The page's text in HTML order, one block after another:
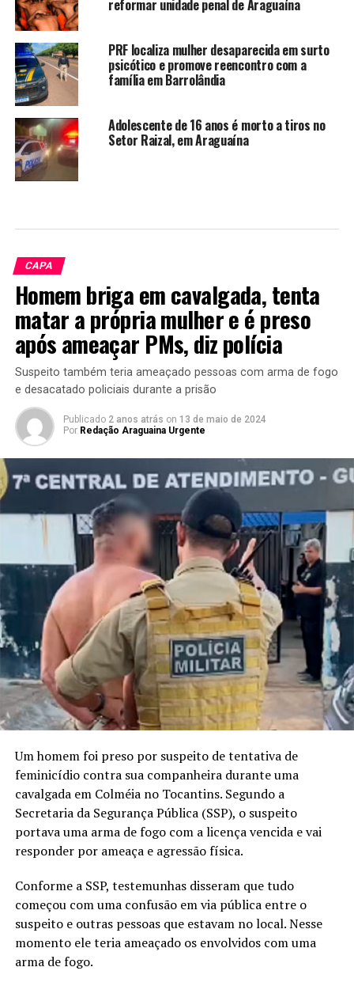
reformar unidade penal de Araguaína
PRF localiza mulher desaparecida em surto
psicótico e promove reencontro com a
família em Barrolândia
Adolescente de 16 anos é morto a tiros no
Setor Raizal, em Araguaína
CAPA
Homem briga em cavalgada, tenta
matar a própria mulher e é preso
após ameaçar PMs, diz polícia
Suspeito também teria ameaçado pessoas com arma de fogo
e desacatado policiais durante a prisão
Publicado 2 anos atrás on 13 de maio de 2024
Por Redação Araguaina Urgente
Um homem foi preso por suspeito de tentativa de
feminicídio contra sua companheira durante uma
cavalgada em Colméia no Tocantins. Segundo a
Secretaria da Segurança Pública (SSP), o suspeito
portava uma arma de fogo com a licença vencida e vai
responder por ameaça e agressão física.
Conforme a SSP, testemunhas disseram que tudo
começou com uma confusão em via pública entre o
suspeito e outras pessoas que estavam no local. Nesse
momento ele teria ameaçado os envolvidos com uma
arma de fogo.